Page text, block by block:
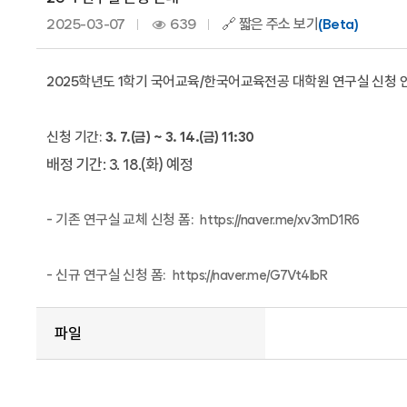
2025-03-07 639 🔗 짧은 주소 보기 (Beta)
2025학년도 1학기 국어교육/한국어교육전공 대학원 연구실 신청
신청 기간: 3. 7.(금) ~ 3. 14.(금) 11:30
배정 기간: 3. 18.(화) 예정
- 기존 연구실 교체 신청 폼:https://naver.me/xv3mD1R6
- 신규 연구실 신청 폼: https://naver.me/G7Vt4IbR
파일